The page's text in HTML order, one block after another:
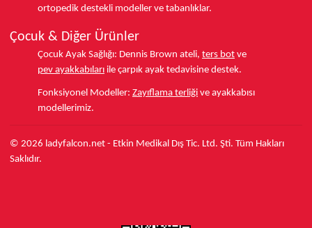
ortopedik destekli modeller ve tabanlıklar.
Çocuk & Diğer Ürünler
Çocuk Ayak Sağlığı: Dennis Brown ateli, ters bot ve
pev ayakkabıları ile çarpık ayak tedavisine destek.
Fonksiyonel Modeller: Zayıflama terliği ve ayakkabısı
modellerimiz.
© 2026 ladyfalcon.net - Etkin Medikal Dış Tic. Ltd. Şti. Tüm Hakları
Saklıdır.